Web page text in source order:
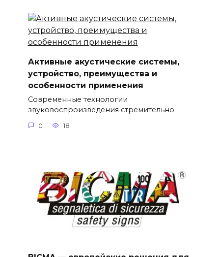
Активные акустические системы,
устройство, преимущества и
особенности применения
Современные технологии
звуковоспроизведения стремительно
0 18